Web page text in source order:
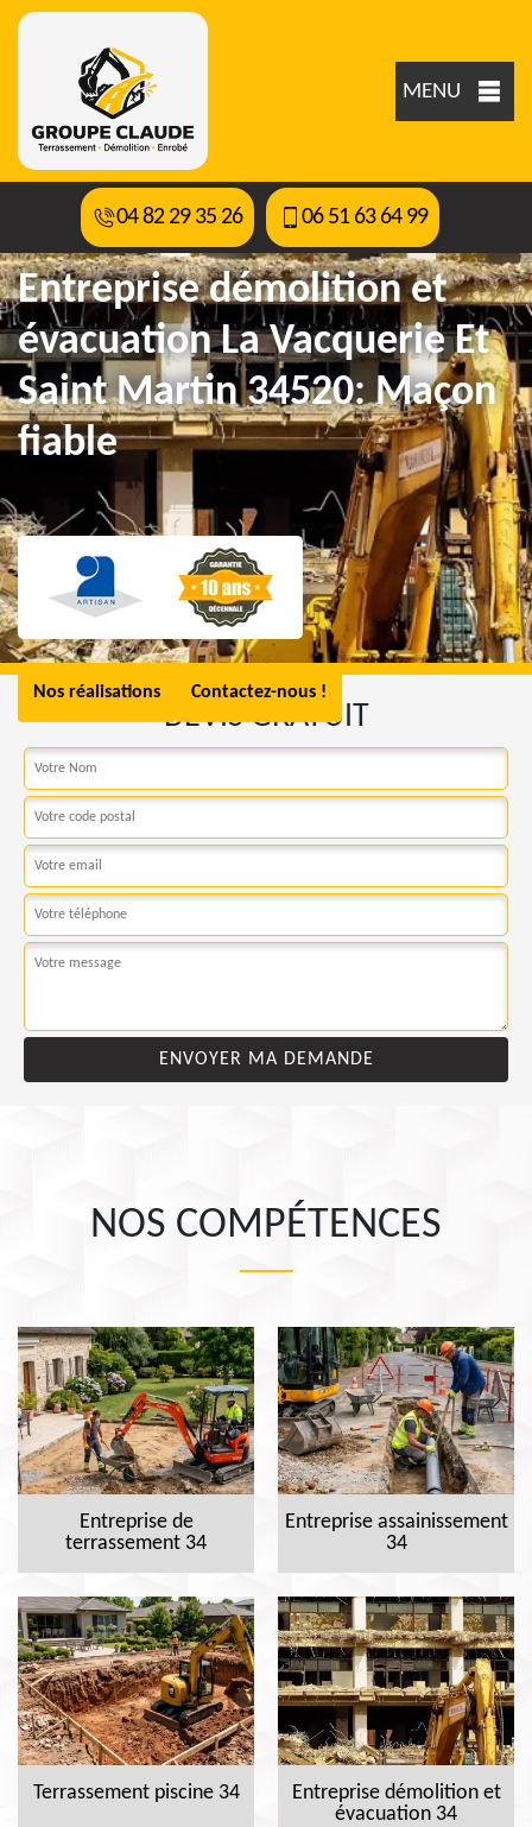
MENU
04 82 29 35 26 06 51 63 64 99
Entreprise démolition et
évacuation La Vacquerie Et
Saint Martin 34520: Maçon
fiable
Nos réalisations Contactez-nous !
DEVIS GRATUIT
NOS COMPÉTENCES
Entreprise de
terrassement 34
Entreprise assainissement
34
Terrassement piscine 34
Entreprise démolition et
évacuation 34